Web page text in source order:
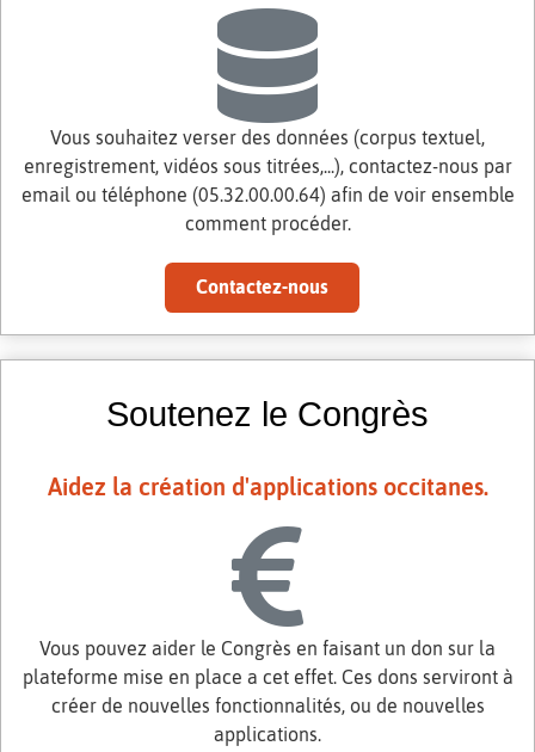
Vous souhaitez verser des données (corpus textuel,
enregistrement, vidéos sous titrées,...), contactez-nous par
email ou téléphone (05.32.00.00.64) afin de voir ensemble
comment procéder.
Contactez-nous
Soutenez le Congrès
Aidez la création d'applications occitanes.
Vous pouvez aider le Congrès en faisant un don sur la
plateforme mise en place a cet effet. Ces dons serviront à
créer de nouvelles fonctionnalités, ou de nouvelles
applications.